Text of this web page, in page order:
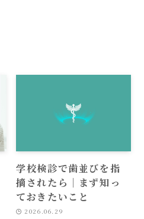
学校検診で歯並びを指
摘されたら｜まず知っ
ておきたいこと
2026.06.29